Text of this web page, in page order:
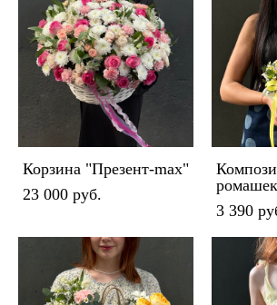
Корзина "Презент-max"
23 000 pуб.
3 390